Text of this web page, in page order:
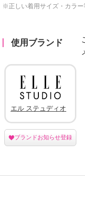
※正しい着用サイズ・カラー
使用ブランド
エル ステュディオ
ブランドお知らせ登録